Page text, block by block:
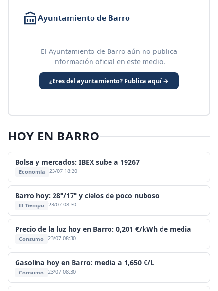
Ayuntamiento de Barro
El Ayuntamiento de Barro aún no publica
información oficial en este medio.
¿Eres del ayuntamiento? Publica aquí →
HOY EN BARRO
Bolsa y mercados: IBEX sube a 19267
Economía 23/07 18:20
Barro hoy: 28°/17° y cielos de poco nuboso
El Tiempo 23/07 08:30
Precio de la luz hoy en Barro: 0,201 €/kWh de media
Consumo 23/07 08:30
Gasolina hoy en Barro: media a 1,650 €/L
Consumo 23/07 08:30